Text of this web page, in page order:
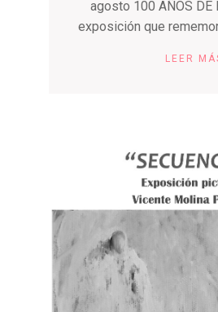
agosto 100 AÑOS DE
exposición que
LEER